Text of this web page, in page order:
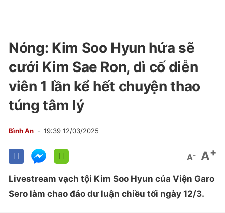
Nóng: Kim Soo Hyun hứa sẽ
cưới Kim Sae Ron, dì cố diễn
viên 1 lần kể hết chuyện thao
túng tâm lý
Bình An 19:39 12/03/2025
A- A+
Livestream vạch tội Kim Soo Hyun của Viện Garo
Sero làm chao đảo dư luận chiều tối ngày 12/3.